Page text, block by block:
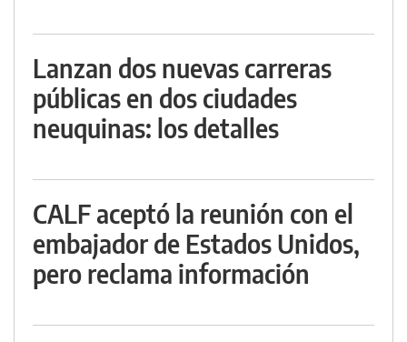
Lanzan dos nuevas carreras
públicas en dos ciudades
neuquinas: los detalles
CALF aceptó la reunión con el
embajador de Estados Unidos,
pero reclama información